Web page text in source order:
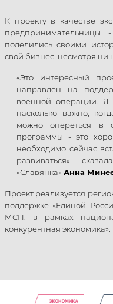
К проекту в качестве
поделились своими
свой бизнес, несмотря ни
«Это интересный
направлен на
военной операции. Я
насколько важно,
можно опереться в
программы - это
необходимо сейчас
развиваться», -
«Славянка» Анна
Проект реализуется
поддержке «Единой
МСП, в рамках
конкурентная экономика».